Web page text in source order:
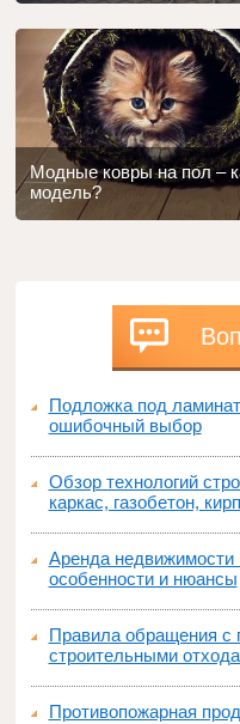
Модные ковры на пол –
модель?
Подложка под
ошибочный выбор
Обзор технологий
каркас, газобетон,
Аренда недвижимости
особенности и нюансы
Правила обращения
строительными
Противопожарная